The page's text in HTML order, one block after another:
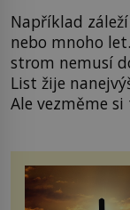
Například
nebo mnoho
strom nemusí
List žije
Ale vezměme